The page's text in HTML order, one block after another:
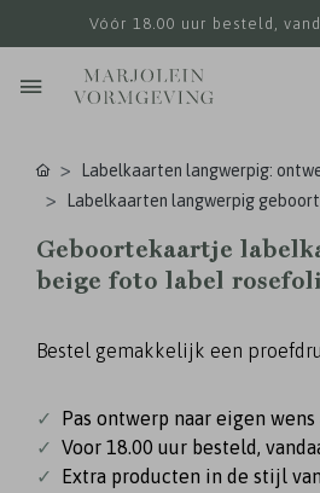
Vóór 18.00 uur besteld,
Labelkaarten langwerpig:
Labelkaarten langwerpig
Geboortekaartje
beige foto label
Bestel gemakkelijk een
✓
Pas ontwerp naar eigen wens
✓ Voor 18.00 uur besteld,
✓
Extra producten in de stijl